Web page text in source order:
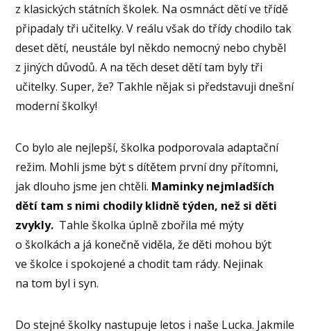
z klasických státních školek. Na osmnáct dětí ve třídě
připadaly tři učitelky. V reálu však do třídy chodilo tak
deset dětí, neustále byl někdo nemocný nebo chyběl
z jiných důvodů. A na těch deset dětí tam byly tři
učitelky. Super, že? Takhle nějak si představuji dnešní
moderní školky!
Co bylo ale nejlepší, školka podporovala adaptační
režim. Mohli jsme být s dítětem první dny přítomni,
jak dlouho jsme jen chtěli. Maminky nejmladších
dětí tam s nimi chodily klidně týden, než si děti
zvykly. Tahle školka úplně zbořila mé mýty
o školkách a já konečně viděla, že děti mohou být
ve školce i spokojené a chodit tam rády. Nejinak
na tom byl i syn.
Do stejné školky nastupuje letos i naše Lucka. Jakmile